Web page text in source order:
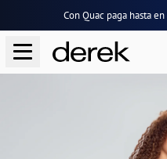
Con Quac paga hasta en